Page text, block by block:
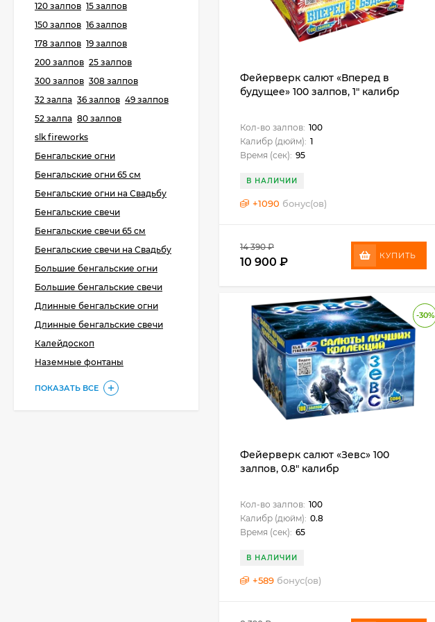
Фейерверк салют «Вперед в
будущее» 100 залпов, 1" калибр
Кол-во залпов: 100
Калибр (дюйм): 1
Время (сек): 95
В НАЛИЧИИ
+1090 бонус(ов)
14 390₽
10 900 ₽
КУПИТЬ
-30%
Фейерверк салют «Зевс» 100
залпов, 0.8" калибр
Кол-во залпов: 100
Калибр (дюйм): 0.8
Время (сек): 65
В НАЛИЧИИ
+589 бонус(ов)
120 залпов 15 залпов
150 залпов 16 залпов
178 залпов 19 залпов
200 залпов 25 залпов
300 залпов 308 залпов
32 залпа 36 залпов 49 залпов
52 залпа 80 залпов
slk fireworks
Бенгальские огни
Бенгальские огни 65 см
Бенгальские огни на Свадьбу
Бенгальские свечи
Бенгальские свечи 65 см
Бенгальские свечи на Свадьбу
Большие бенгальские огни
Большие бенгальские свечи
Длинные бенгальские огни
Длинные бенгальские свечи
Калейдоскоп
Наземные фонтаны
ПОКАЗАТЬ ВСЕ